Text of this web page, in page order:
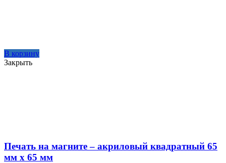
В корзину
Закрыть
Печать на магните – акриловый квадратный 65
мм х 65 мм